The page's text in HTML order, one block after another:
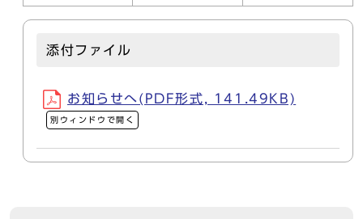
添付ファイル
お知らせへ(PDF形式, 141.49KB)
別ウィンドウで開く